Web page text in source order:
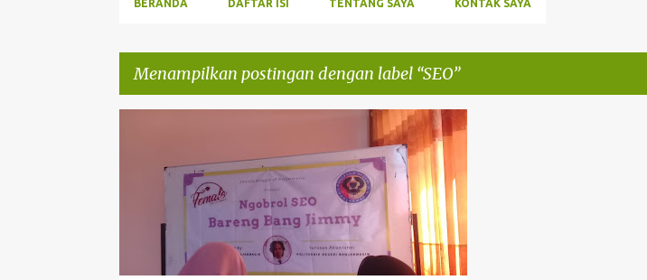
BERANDA DAFTAR ISI TENTANG SAYA KONTAK SAYA
Menampilkan postingan dengan label SEO